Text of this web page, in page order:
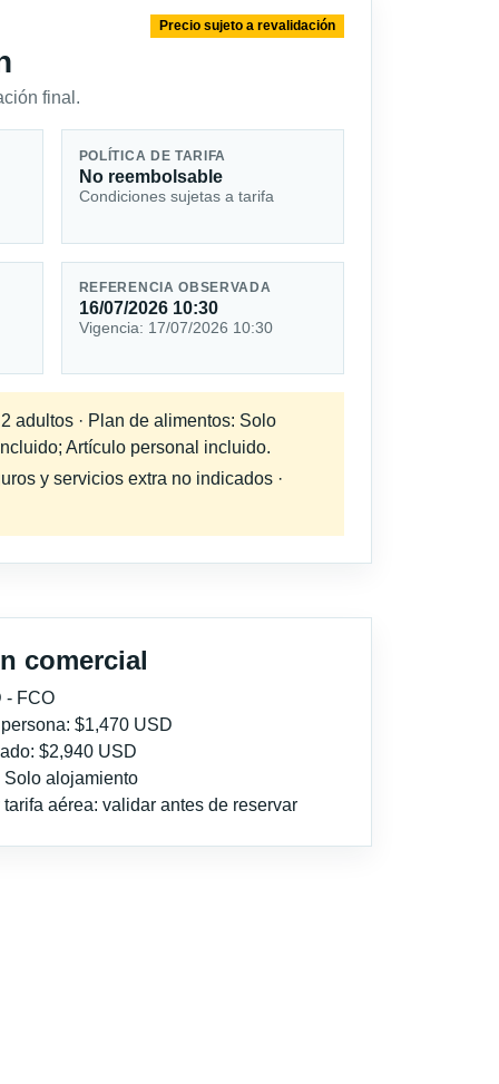
final.
Precio sujeto a revalidación
POLÍTICA DE TARIFA
No reembolsable
Condiciones sujetas a tarifa
REFERENCIA OBSERVADA
16/07/2026 10:30
Vigencia: 17/07/2026 10:30
adultos · Plan de alimentos: Solo
Artículo personal incluido.
y servicios extra no indicados ·
comercial
- FCO
$1,470 USD
$2,940 USD
Solo alojamiento
aérea: validar antes de reservar